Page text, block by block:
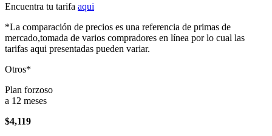
Encuentra tu tarifa aqui
*La comparación de precios es una referencia de primas de
mercado,tomada de varios compradores en línea por lo cual las
tarifas aqui presentadas pueden variar.
Otros*
Plan forzoso
a 12 meses
$4,119